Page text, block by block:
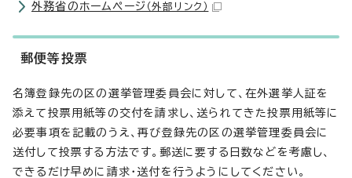
外務省のホームページ （外部リンク）
郵便等投票
名簿登録先の区の選挙管理委員会に対して、在外選挙人証を
添えて投票用紙等の交付を請求し、送られてきた投票用紙等に
必要事項を記載のうえ、再び登録先の区の選挙管理委員会に
送付して投票する方法です。郵送に要する日数などを考慮し、
できるだけ早めに請求・送付を行うようにしてください。